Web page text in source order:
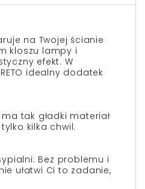
na Twojej ścianie
kloszu lampy i
efekt. W
idealny dodatek
tak gładki materiał
kilka chwil.
Bez problemu i
ułatwi Ci to zadanie,